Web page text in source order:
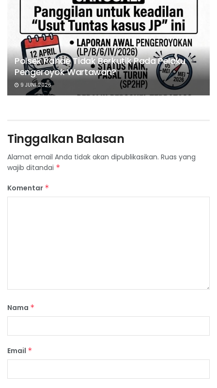
Polsek Pahae Tidak Berkutik Pada Pelaku
Pengeroyok Wartawan?
9 JUNI 2026
Tinggalkan Balasan
Alamat email Anda tidak akan dipublikasikan. Ruas yang
wajib ditandai *
Komentar *
Nama *
Email *